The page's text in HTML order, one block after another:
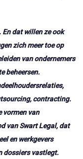
dat willen ze ook
zich meer toe op
van ondernemers
beheersen.
contracting.
vormen van
van Swart Legal, dat
en werkgevers
dossiers vastlegt.